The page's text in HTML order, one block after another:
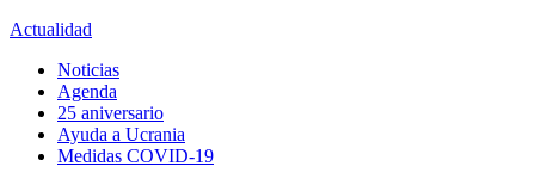
Actualidad
Noticias
Agenda
25 aniversario
Ayuda a Ucrania
Medidas COVID-19